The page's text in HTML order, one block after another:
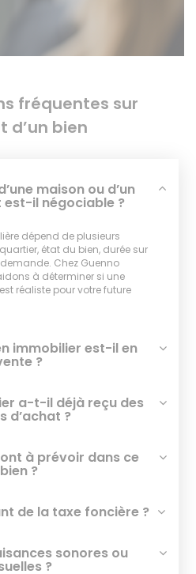
fréquentes sur
d’un bien
maison ou d’un
il négociable ?
dépend de plusieurs
état du bien, durée sur
Chez Guenno
à déterminer si une
réaliste pour votre future
immobilier est-il en
?
a-t-il déjà reçu des
d’achat ?
à prévoir dans ce
bien ?
de la taxe foncière ?
sonores ou
?